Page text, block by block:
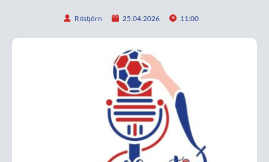
Ritstjórn 25.04.2026 11:00